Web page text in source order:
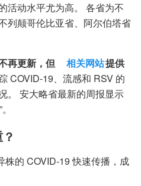
活动水平尤为高。 各省为不
列颠哥伦比亚省、阿尔伯塔省
再更新，但
相关网站提供
COVID-19、流感和 RSV 的
。 安大略省最新的周报显示
株的 COVID-19 快速传播，成